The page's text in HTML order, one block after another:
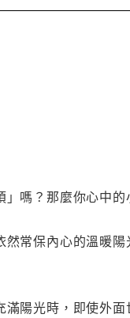
嗎？那麼你心中的
常保內心的溫暖
陽光時，即使外